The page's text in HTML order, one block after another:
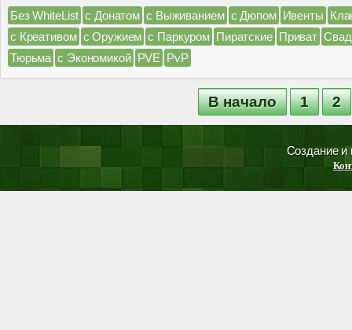
Без WhiteList с Донатом с Выживанием с Дюпом Ивенты
с Креативом с Оружием с Паркуром Пиратские Приват
Тюрьма с Экономикой PVE PvP
В начало 1 2
Создание и